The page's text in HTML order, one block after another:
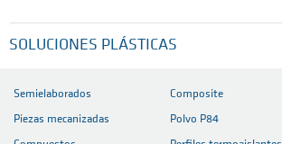
SOLUCIONES PLÁSTICAS
Semielaborados
Piezas mecanizadas
Composite
Polvo P84